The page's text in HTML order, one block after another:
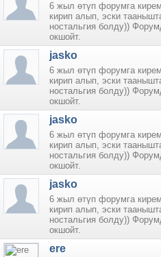
6 жыл өтүп форумга
кирип алып, эски
ностальгия болду))
окшойт.
jasko
6 жыл өтүп форумга
кирип алып, эски
ностальгия болду))
окшойт.
jasko
6 жыл өтүп форумга
кирип алып, эски
ностальгия болду))
окшойт.
jasko
6 жыл өтүп форумга
кирип алып, эски
ностальгия болду))
окшойт.
ere